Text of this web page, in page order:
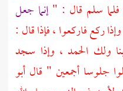
فلما سلم قال : "إنما جعل
ركع فاركعوا ، فإذا قال :
ولك الحمد ، وإذا سجد
جلوسا أجمعين " قال أبو